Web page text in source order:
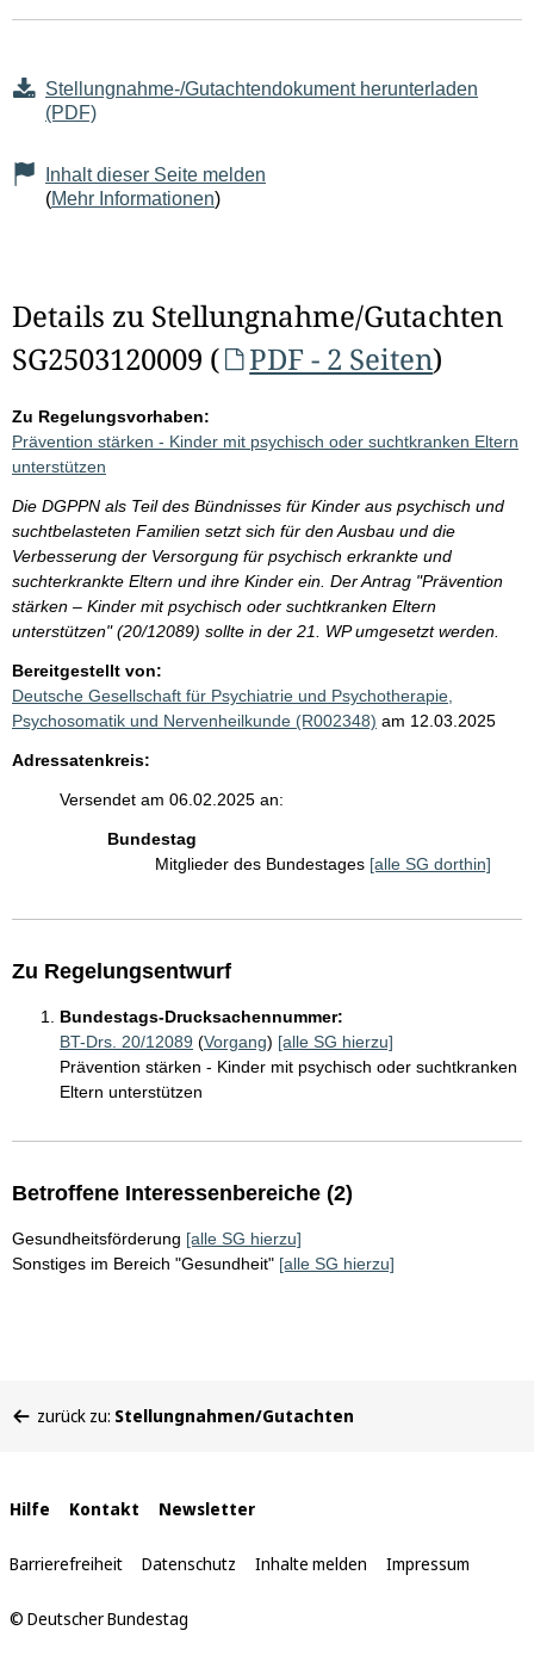
Stellungnahme-/Gutachtendokument herunterladen
(PDF)
Inhalt dieser Seite melden
(Mehr Informationen)
Details zu Stellungnahme/Gutachten
SG2503120009 (
PDF - 2 Seiten)
Zu Regelungsvorhaben:
Prävention stärken - Kinder mit psychisch oder suchtkranken Eltern
unterstützen
Die DGPPN als Teil des Bündnisses für Kinder aus psychisch und
suchtbelasteten Familien setzt sich für den Ausbau und die
Verbesserung der Versorgung für psychisch erkrankte und
suchterkrankte Eltern und ihre Kinder ein. Der Antrag "Prävention
stärken – Kinder mit psychisch oder suchtkranken Eltern
unterstützen" (20/12089) sollte in der 21. WP umgesetzt werden.
Bereitgestellt von:
Deutsche Gesellschaft für Psychiatrie und Psychotherapie,
Psychosomatik und Nervenheilkunde (R002348) am 12.03.2025
Adressatenkreis:
Versendet am 06.02.2025 an:
Bundestag
Mitglieder des Bundestages [alle SG dorthin]
Zu Regelungsentwurf
Bundestags-Drucksachennummer:
BT-Drs. 20/12089 (Vorgang) [alle SG hierzu]
Prävention stärken - Kinder mit psychisch oder suchtkranken
Eltern unterstützen
Betroffene Interessenbereiche (2)
Gesundheitsförderung [alle SG hierzu]
Sonstiges im Bereich "Gesundheit" [alle SG hierzu]
befinden
zurück zu: Stellungnahmen/Gutachten
Interne
Links
Hilfe Kontakt Newsletter
Barrierefreiheit Datenschutz Inhalte melden Impressum
© Deutscher Bundestag